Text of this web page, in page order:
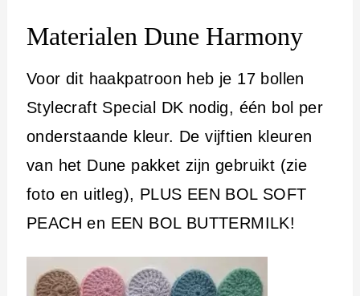
Materialen Dune Harmony
Voor dit haakpatroon heb je 17 bollen
Stylecraft Special DK nodig, één bol per
onderstaande kleur. De vijftien kleuren
van het Dune pakket zijn gebruikt (zie
foto en uitleg), PLUS EEN BOL SOFT
PEACH en EEN BOL BUTTERMILK!